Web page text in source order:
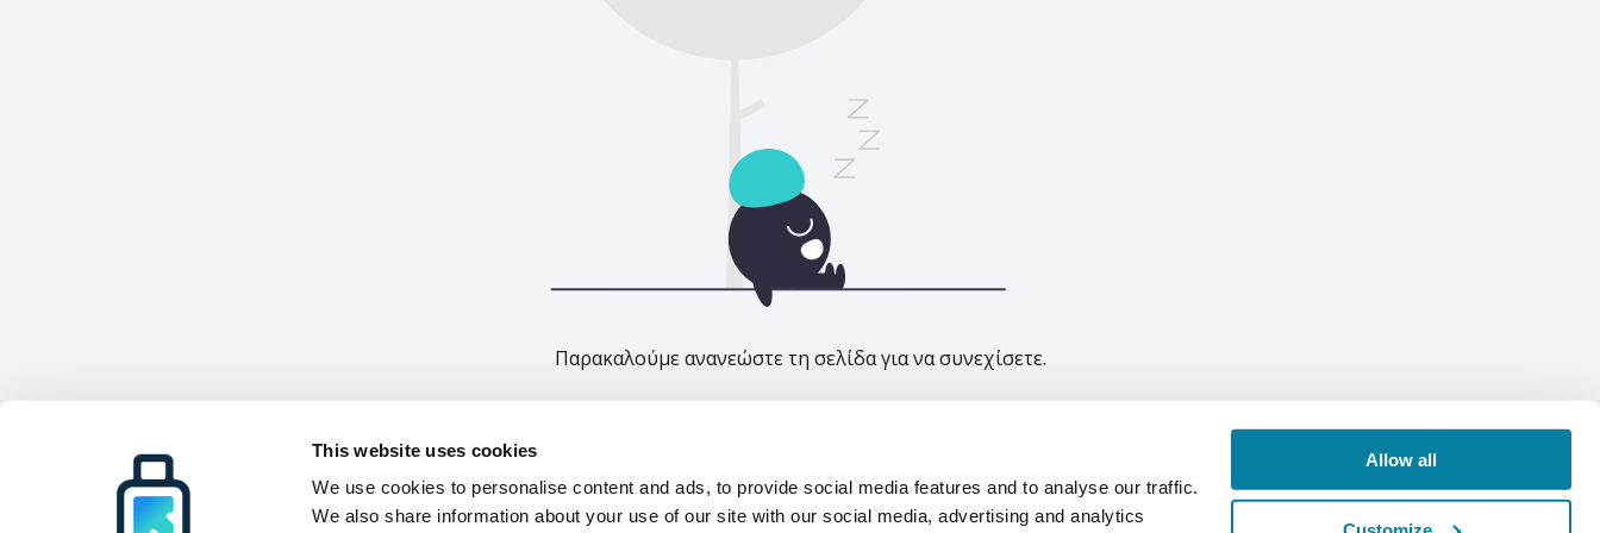
This website uses cookies
We use cookies to personalise content and ads, to provide social media features and to analyse our traffic.
We also share information about your use of our site with our social media, advertising and analytics
Allow all
Παρακαλούμε ανανεώστε τη σελίδα για να συνεχίσετε.